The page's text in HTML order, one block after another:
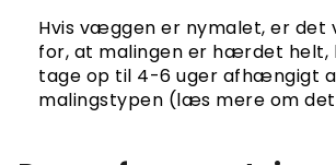
Hvis væggen er nymalet, er det
for, at malingen er hærdet helt,
tage op til 4-6 uger afhængigt
malingstypen (læs mere om det